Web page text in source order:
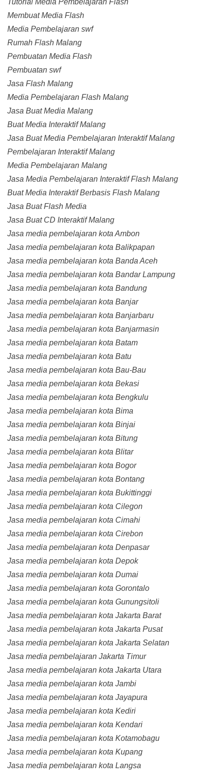
Tutorial Media Pembelajaran Flash
Membuat Media Flash
Media Pembelajaran swf
Rumah Flash Malang
Pembuatan Media Flash
Pembuatan swf
Jasa Flash Malang
Media Pembelajaran Flash Malang
Jasa Buat Media Malang
Buat Media Interaktif Malang
Jasa Buat Media Pembelajaran Interaktif Malang
Pembelajaran Interaktif Malang
Media Pembelajaran Malang
Jasa Media Pembelajaran Interaktif Flash Malang
Buat Media Interaktif Berbasis Flash Malang
Jasa Buat Flash Media
Jasa Buat CD Interaktif Malang
Jasa media pembelajaran kota Ambon
Jasa media pembelajaran kota Balikpapan
Jasa media pembelajaran kota Banda Aceh
Jasa media pembelajaran kota Bandar Lampung
Jasa media pembelajaran kota Bandung
Jasa media pembelajaran kota Banjar
Jasa media pembelajaran kota Banjarbaru
Jasa media pembelajaran kota Banjarmasin
Jasa media pembelajaran kota Batam
Jasa media pembelajaran kota Batu
Jasa media pembelajaran kota Bau-Bau
Jasa media pembelajaran kota Bekasi
Jasa media pembelajaran kota Bengkulu
Jasa media pembelajaran kota Bima
Jasa media pembelajaran kota Binjai
Jasa media pembelajaran kota Bitung
Jasa media pembelajaran kota Blitar
Jasa media pembelajaran kota Bogor
Jasa media pembelajaran kota Bontang
Jasa media pembelajaran kota Bukittinggi
Jasa media pembelajaran kota Cilegon
Jasa media pembelajaran kota Cimahi
Jasa media pembelajaran kota Cirebon
Jasa media pembelajaran kota Denpasar
Jasa media pembelajaran kota Depok
Jasa media pembelajaran kota Dumai
Jasa media pembelajaran kota Gorontalo
Jasa media pembelajaran kota Gunungsitoli
Jasa media pembelajaran kota Jakarta Barat
Jasa media pembelajaran kota Jakarta Pusat
Jasa media pembelajaran kota Jakarta Selatan
Jasa media pembelajaran Jakarta Timur
Jasa media pembelajaran kota Jakarta Utara
Jasa media pembelajaran kota Jambi
Jasa media pembelajaran kota Jayapura
Jasa media pembelajaran kota Kediri
Jasa media pembelajaran kota Kendari
Jasa media pembelajaran kota Kotamobagu
Jasa media pembelajaran kota Kupang
Jasa media pembelajaran kota Langsa